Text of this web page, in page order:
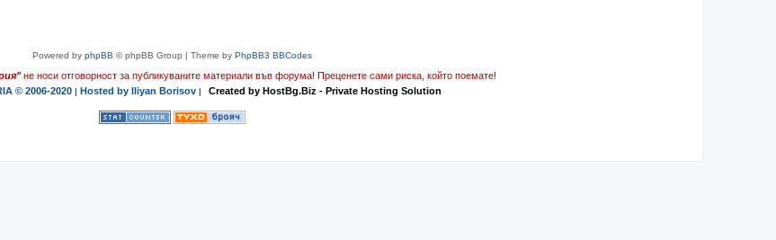
Powered by phpBB © phpBB Group | Theme by PhpBB3 BBCodes
не носи отговорност за публикуваните материали във форума! Преценете сами риска, който поемате!
© 2006-2020 | Hosted by Iliyan Borisov | Created by HostBg.Biz - Private Hosting Solution